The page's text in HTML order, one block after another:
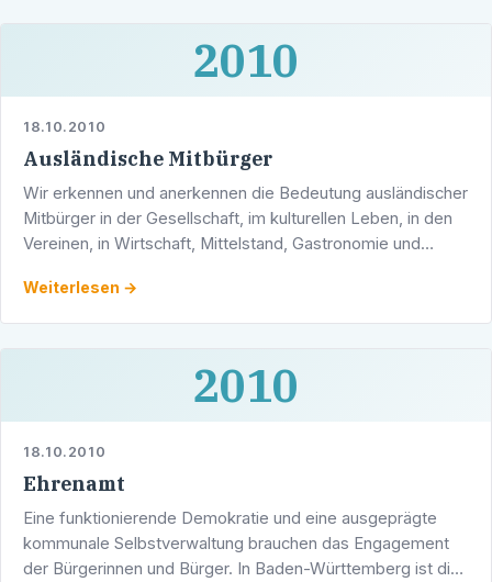
2010
18.10.2010
Ausländische Mitbürger
Wir erkennen und anerkennen die Bedeutung ausländischer
Mitbürger in der Gesellschaft, im kulturellen Leben, in den
Vereinen, in Wirtschaft, Mittelstand, Gastronomie und
Weiterlesen →
2010
18.10.2010
Ehrenamt
Eine funktionierende Demokratie und eine ausgeprägte
kommunale Selbstverwaltung brauchen das Engagement
der Bürgerinnen und Bürger. In Baden-Württemberg ist die